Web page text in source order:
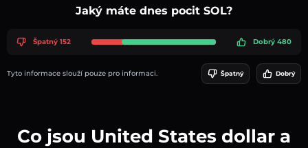
Jaký máte dnes pocit SOL?
Špatný 152 Dobrý 480
Tyto informace slouží pouze pro informaci. Špatný Dobrý
Co jsou United States dollar a